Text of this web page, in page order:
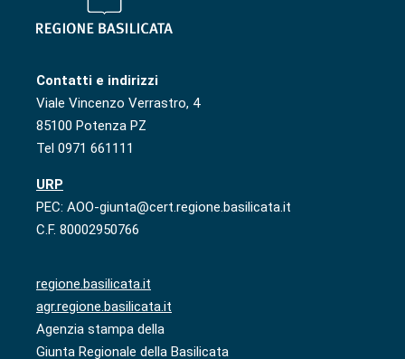
Contatti e indirizzi
Viale Vincenzo Verrastro, 4
85100 Potenza PZ
Tel 0971 661111
URP
PEC: AOO-giunta@cert.regione.basilicata.it
C.F. 80002950766
regione.basilicata.it
agr.regione.basilicata.it
Agenzia stampa della
Giunta Regionale della Basilicata